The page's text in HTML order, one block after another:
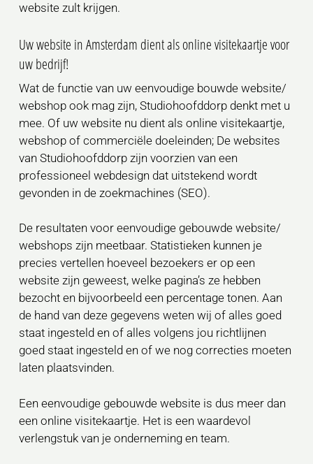
website zult krijgen.
Uw website in Amsterdam dient als online visitekaartje voor
uw bedrijf!
Wat de functie van uw eenvoudige bouwde website/
webshop ook mag zijn, Studiohoofddorp denkt met u
mee. Of uw website nu dient als online visitekaartje,
webshop of commerciële doeleinden; De websites
van Studiohoofddorp zijn voorzien van een
professioneel webdesign dat uitstekend wordt
gevonden in de zoekmachines (SEO).
De resultaten voor eenvoudige gebouwde website/
webshops zijn meetbaar. Statistieken kunnen je
precies vertellen hoeveel bezoekers er op een
website zijn geweest, welke pagina’s ze hebben
bezocht en bijvoorbeeld een percentage tonen. Aan
de hand van deze gegevens weten wij of alles goed
staat ingesteld en of alles volgens jou richtlijnen
goed staat ingesteld en of we nog correcties moeten
laten plaatsvinden.
Een eenvoudige gebouwde website is dus meer dan
een online visitekaartje. Het is een waardevol
verlengstuk van je onderneming en team.